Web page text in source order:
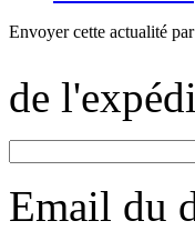
Envoyer cette actualité
de
Email du